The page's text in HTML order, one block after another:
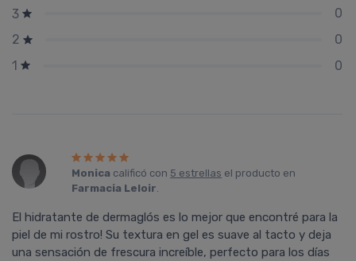
3
0
2
0
1
0
Monica calificó con 5 estrellas el producto en
Farmacia Leloir.
El hidratante de dermaglós es lo mejor que encontré para la
piel de mi rostro! Su textura en gel es suave al tacto y deja
una sensación de frescura increíble, perfecto para los días